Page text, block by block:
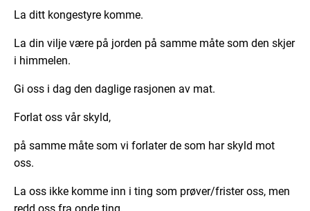
La ditt kongestyre komme.
La din vilje være på jorden på samme måte som den skjer
i himmelen.
Gi oss i dag den daglige rasjonen av mat.
Forlat oss vår skyld,
på samme måte som vi forlater de som har skyld mot
oss.
La oss ikke komme inn i ting som prøver/frister oss, men